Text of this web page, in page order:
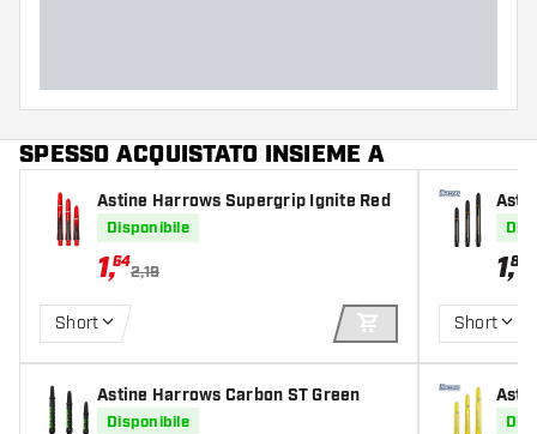
SPESSO ACQUISTATO INSIEME A
Astine Harrows Supergrip Ignite Red
Disponibile
1,64
2,19
Short
AGGIUNGI AL
Astine Harrows Carbon ST Green
Disponibile
Gold
1,80
Short